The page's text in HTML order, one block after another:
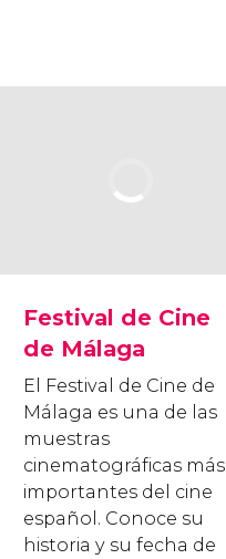
Festival de Cine
de Málaga
El Festival de Cine de
Málaga es una de las
muestras
cinematográficas más
importantes del cine
español. Conoce su
historia y su fecha de